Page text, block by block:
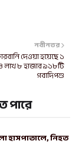
নবীনতর
দেওয়া হয়েছে ১
লাখ ৮ হাজার ৯১৮টি
গবাদিপশু
পারে
হাসপাতালে, নিহত